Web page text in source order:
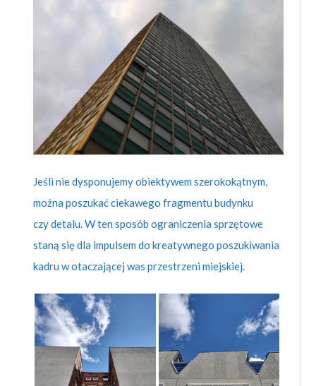
Jeśli nie dysponujemy obiektywem szerokokątnym,
można poszukać ciekawego fragmentu budynku
czy detalu. W ten sposób ograniczenia sprzętowe
staną się dla impulsem do kreatywnego poszukiwania
kadru w otaczającej was przestrzeni miejskiej.